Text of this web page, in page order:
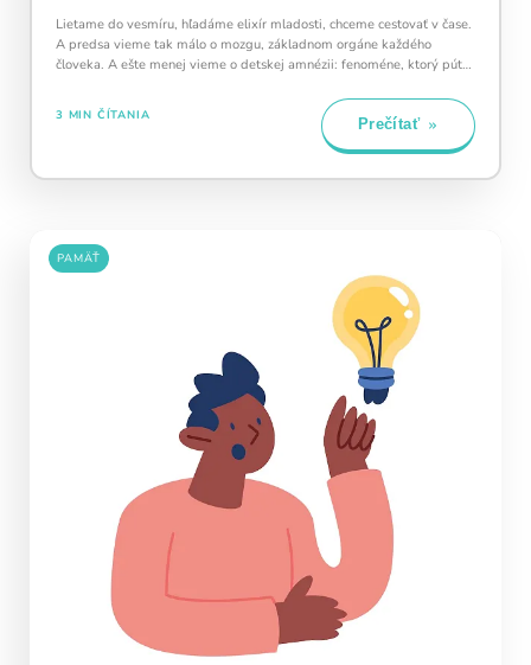
Lietame do vesmíru, hľadáme elixír mladosti, chceme cestovať v čase.
A predsa vieme tak málo o mozgu, základnom orgáne každého
človeka. A ešte menej vieme o detskej amnézii: fenoméne, ktorý púta
3 MIN ČÍTANIA
Prečítať
PAMÄŤ